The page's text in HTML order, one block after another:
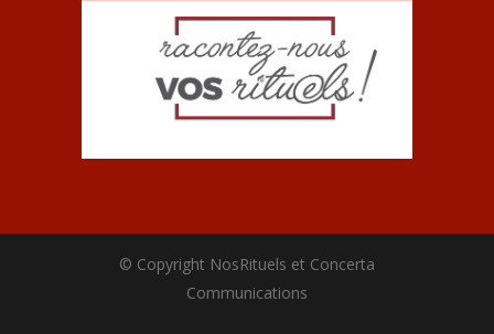
© Copyright NosRituels et Concerta
Communications